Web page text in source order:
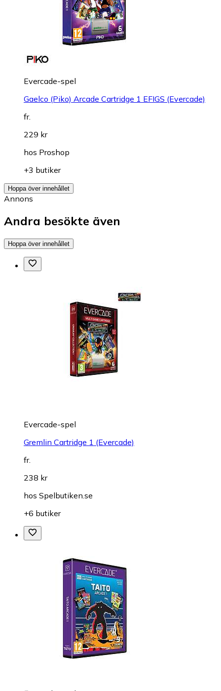
Evercade-spel
Gaelco (Piko) Arcade Cartridge 1 EFIGS (Evercade)
fr.
229 kr
hos Proshop
+3 butiker
Hoppa över innehållet
Annons
Andra besökte även
Hoppa över innehållet
Evercade-spel
Gremlin Cartridge 1 (Evercade)
fr.
238 kr
hos Spelbutiken.se
+6 butiker